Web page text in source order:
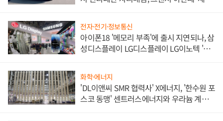
전자·전기·정보통신
아이폰18 '메모리 부족'에 출시 지연되나, 삼
성디스플레이 LG디스플레이 LG이노텍 '탈
화학·에너지
'DL이앤씨 SMR 협력사' X에너지, '한수원 포
스코 동맹' 센트러스에너지와 우라늄 계약